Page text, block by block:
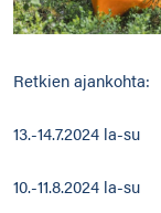
Retkien ajankohta:
13.-14.7.2024 la-su
10.-11.8.2024 la-su